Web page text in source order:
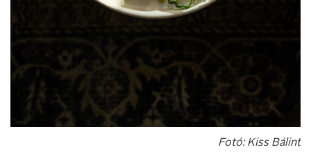
Fotó: Kiss Bálint